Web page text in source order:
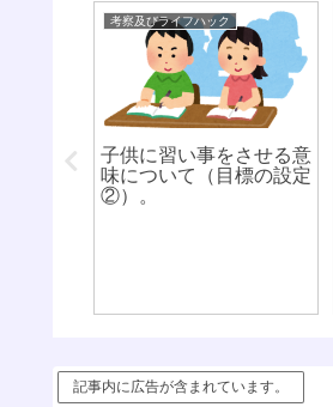
考察及びライフハック
子供に習い事をさせる意
味について（目標の設定
②）。
記事内に広告が含まれています。